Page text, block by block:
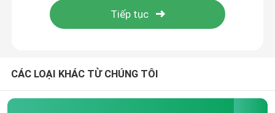
CÁC LOẠI KHÁC TỪ CHÚNG TÔI